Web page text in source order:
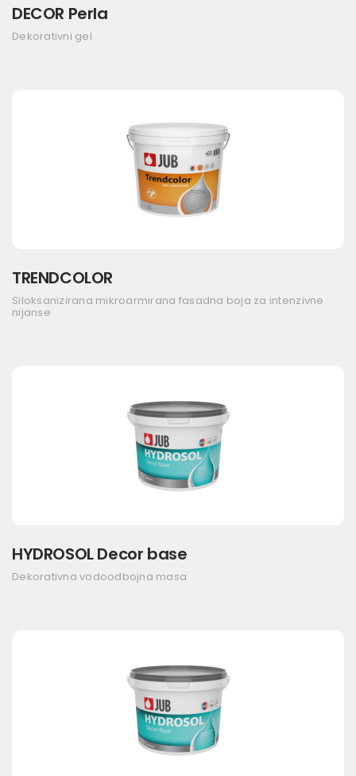
DECOR Perla
Dekorativni gel
TRENDCOLOR
Siloksanizirana mikroarmirana fasadna boja za intenzivne
nijanse
HYDROSOL Decor base
Dekorativna vodoodbojna masa